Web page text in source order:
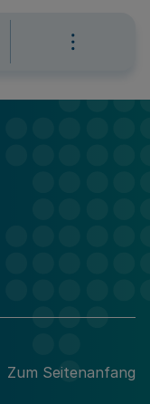
Zum Seitenanfang